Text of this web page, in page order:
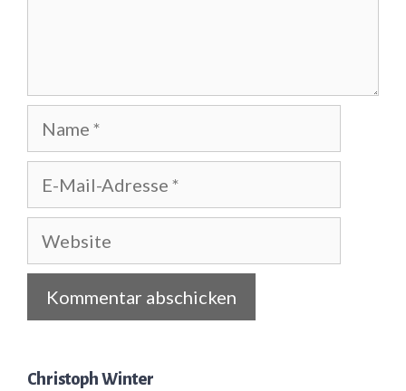
Name
Website
Christoph Winter